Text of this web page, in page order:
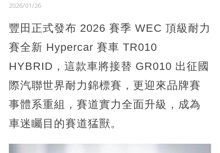
2026/01/26
豐田正式發布 2026 賽季 WEC 頂級耐力
賽全新 Hypercar 賽車 TR010
HYBRID，這款車將接替 GR010 出征國
際汽聯世界耐力錦標賽，更迎來品牌賽
事體系重組，賽道實力全面升級，成為
車迷矚目的賽道猛獸。